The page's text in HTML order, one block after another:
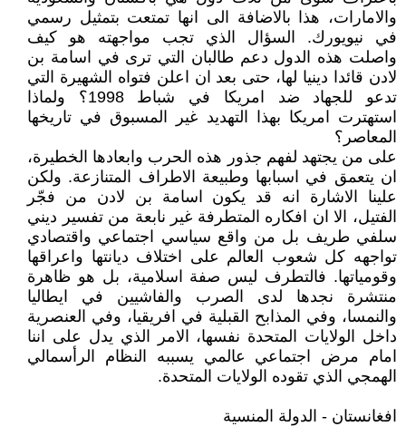
والامارات، هذا بالاضافة الى انها تمتعت بتمثيل رسمي
في نيويورك. السؤال الذي تجب مواجهته هو كيف
واصلت هذه الدول دعم طالبان التي ترى في اسامة بن
لادن قائدا دينيا لها، حتى بعد ان اعلن فتواه الشهيرة التي
تدعو للجهاد ضد امريكا في شباط 1998؟ ولماذا
استهترت امريكا بهذا التهديد غير المسبوق في تاريخها
المعاصر؟
على من يجتهد لفهم جذور هذه الحرب وابعادها الخطيرة،
ان يتعمق في اسبابها وطبيعة الاطراف المتنازعة. ولكن
علينا الاشارة انه قد يكون اسامة بن لادن من فجّر
الفتيل، الا ان افكاره المتطرفة غير نابعة من تفسير ديني
سلفي طريف بل من واقع سياسي اجتماعي واقتصادي
تواجهه كل شعوب العالم على اختلاف ديانتها واعراقها
وقومياتها. فالتطرف ليس صفة اسلامية، بل هو ظاهرة
منتشرة نجدها لدى الصرب والفاشيين في ايطاليا
والنمسا، وفي المذابح القبلية في افريقيا، وفي العنصرية
داخل الولايات المتحدة نفسها، الامر الذي يدل على اننا
امام مرض اجتماعي عالمي يسببه النظام الرأسمالي
الهمجي الذي تقوده الولايات المتحدة.
افغانستان - الدولة المنسية